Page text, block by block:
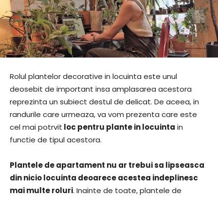
Rolul plantelor decorative in locuinta este unul
deosebit de important insa amplasarea acestora
reprezinta un subiect destul de delicat. De aceea, in
randurile care urmeaza, va vom prezenta care este
cel mai potrvit loc pentru plante in locuinta in
functie de tipul acestora.
Plantele de apartament nu ar trebui sa lipseasca
din nicio locuinta deoarece acestea indeplinesc
mai multe roluri. Inainte de toate, plantele de